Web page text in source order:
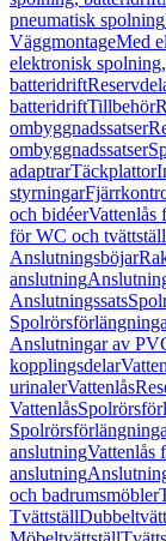
pneumatisk spolning
VäggmontageMed
elektronisk
batteridrift
batteridriftTillbehör
ombyggnadssatser
ombyggnadssatser
adaptrarTäckplattor
styrningar
och bidéerVattenlås
för WC och tvättställ
Anslutningsböjar
anslutning
Anslutningssats
Anslutningar av
kopplingsdelar
urinalerVattenlås
Vattenlås
anslutningVattenlås
anslutning
och badrumsmöbler
Tvättställ